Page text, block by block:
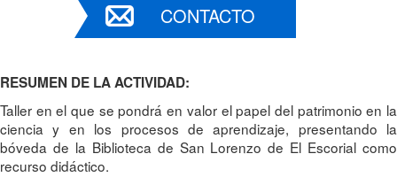
CONTACTO
RESUMEN DE LA ACTIVIDAD:
Taller en el que se pondrá en valor el papel del patrimonio en la
ciencia y en los procesos de aprendizaje, presentando la
bóveda de la Biblioteca de San Lorenzo de El Escorial como
recurso didáctico.